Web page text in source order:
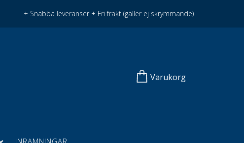
+ Snabba leveranser + Fri frakt (gäller ej skrymmande)
Varukorg
INRAMNINGAR